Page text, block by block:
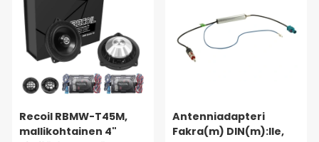
Recoil RBMW-T45M,
mallikohtainen 4"
Antenniadapteri
Fakra(m) DIN(m):lle,